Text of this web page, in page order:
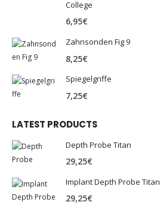
College
6,95€
Zahnsonden Fig 9
8,25€
Spiegelgriffe
7,25€
LATEST PRODUCTS
Depth Probe Titan
29,25€
Implant Depth Probe Titan
29,25€